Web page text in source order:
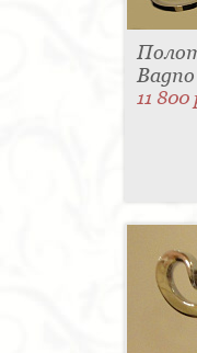
Bagno
11